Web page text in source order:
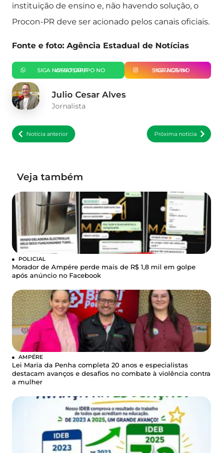
instituição de ensino e, não havendo solução, o
Procon-PR deve ser acionado pelos canais oficiais.
Fonte e foto: Agência Estadual de Notícias
SIGA NOSSO GRUPO NO WHATSAPP SIGA-NOS NO INSTAGRAM
Julio Cesar Alves
Jornalista
Notícia anterior Próxima notícia
Veja também
POLICIAL
Morador de Ampére perde mais de R$ 1,8 mil em golpe
após anúncio no Facebook
AMPÉRE
Lei Maria da Penha completa 20 anos e especialistas
destacam avanços e desafios no combate à violência contra
a mulher